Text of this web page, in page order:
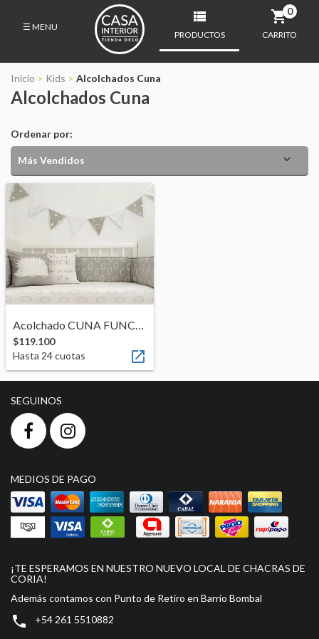
PRODUCTOS
DECO
MUEBLES
ALMOHADONES
MESA
ALFOMBRAS
DORMITORIO
KIDS
CONTACTO
CÓMO COMPRAR
ESTUDIO
ENVIOS
MEDIOS DE PAGO
INICIAR SESIÓN
☰ MENU
PRODUCTOS CARRITO
0
Inicio > Kids > Alcolchados Cuna
Alcolchados Cuna
Ordenar por:
Acolchado CUNA FUNCIONAL
$119.100
Hasta 24cuotas 
SEGUINOS
MEDIOS DE PAGO
¡TE ESPERAMOS EN NUESTRO NUEVO LOCAL DE CHACRAS DE
CORIA!
Además contamos con Punto de Retiro en Barrio Bombal
 +54 261 5510882